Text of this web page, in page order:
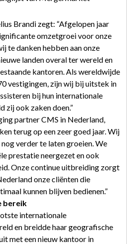
Brandi zegt: “Afgelopen jaar
omzetgroei voor onze
te danken hebben aan onze
landen overal ter wereld en
kantoren. Als wereldwijde
vestigingen, zijn wij bij uitstek in
bij hun internationale
zij ook zaken doen.”
partner CMS in Nederland,
terug op een zeer goed jaar. Wij
verder te laten groeien. We
prestatie neergezet en ook
Onze continue uitbreiding zorgt
onze cliënten die
kunnen blijven bedienen.”
bereik
internationale
en breidde haar geografische
met een nieuw kantoor in